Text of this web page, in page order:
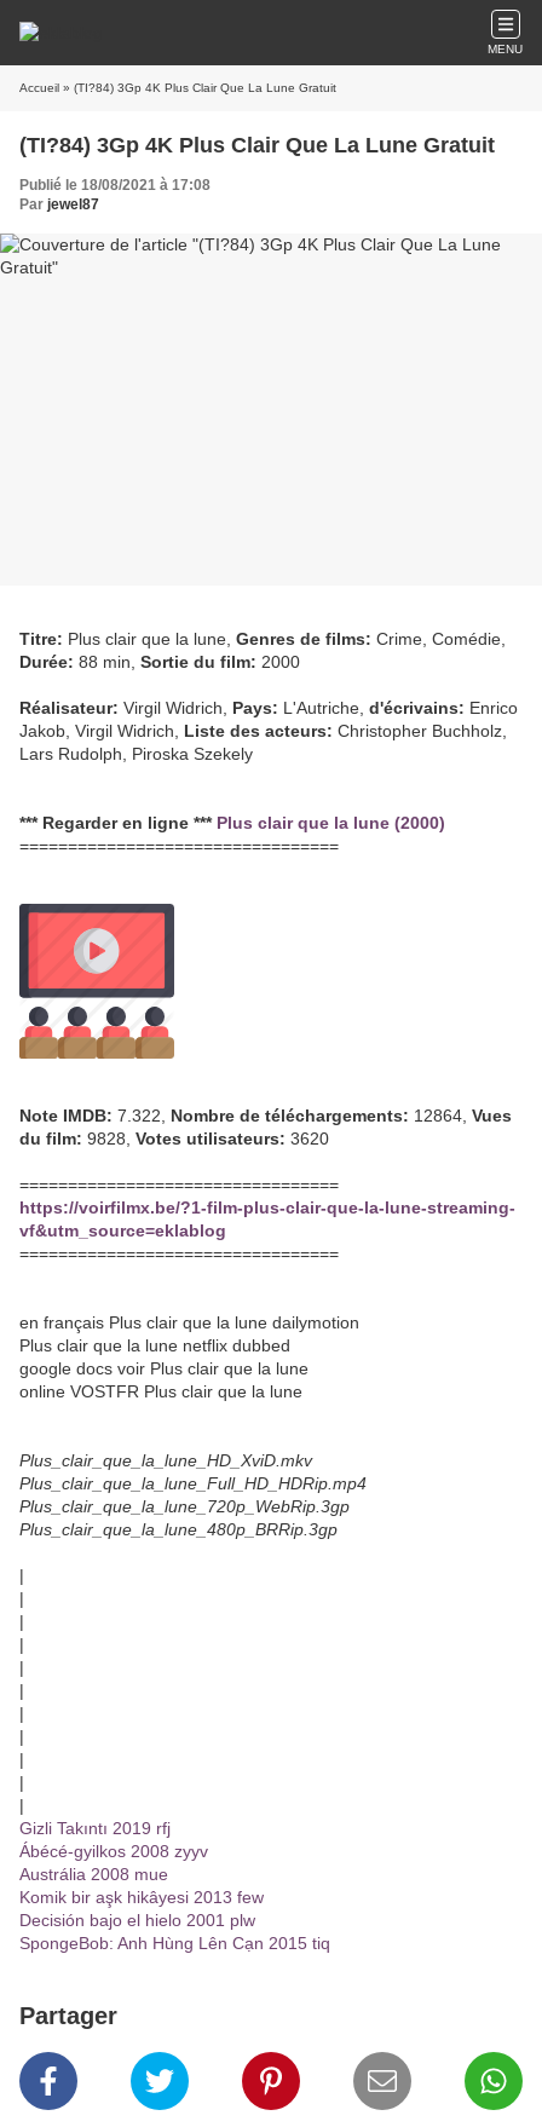
MENU
Accueil » (TI?84) 3Gp 4K Plus Clair Que La Lune Gratuit
(TI?84) 3Gp 4K Plus Clair Que La Lune Gratuit
Publié le 18/08/2021 à 17:08
Par jewel87
Titre: Plus clair que la lune, Genres de films: Crime, Comédie,
Durée: 88 min, Sortie du film: 2000
Réalisateur: Virgil Widrich, Pays: L'Autriche, d'écrivains: Enrico
Jakob, Virgil Widrich, Liste des acteurs: Christopher Buchholz,
Lars Rudolph, Piroska Szekely
*** Regarder en ligne *** Plus clair que la lune (2000)
=================================
Note IMDB: 7.322, Nombre de téléchargements: 12864, Vues
du film: 9828, Votes utilisateurs: 3620
=================================
https://voirfilmx.be/?1-film-plus-clair-que-la-lune-streaming-
vf&utm_source=eklablog
=================================
en français Plus clair que la lune dailymotion
Plus clair que la lune netflix dubbed
google docs voir Plus clair que la lune
online VOSTFR Plus clair que la lune
Plus_clair_que_la_lune_HD_XviD.mkv
Plus_clair_que_la_lune_Full_HD_HDRip.mp4
Plus_clair_que_la_lune_720p_WebRip.3gp
Plus_clair_que_la_lune_480p_BRRip.3gp
|
|
|
|
|
|
|
|
|
|
|
Gizli Takıntı 2019 rfj
Ábécé-gyilkos 2008 zyyv
Austrália 2008 mue
Komik bir aşk hikâyesi 2013 few
Decisión bajo el hielo 2001 plw
SpongeBob: Anh Hùng Lên Cạn 2015 tiq
Partager